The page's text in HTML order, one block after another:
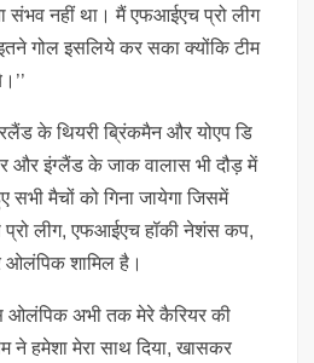
संभव नहीं था। मैं एफआईएच प्रो लीग
गोल इसलिये कर सका क्योंकि टीम
के थियरी ब्रिंकमैन और योएप डि
और इंग्लैंड के जाक वालास भी दौड़ में
मैचों को गिना जायेगा जिसमें
लीग, एफआईएच हॉकी नेशंस कप,
शामिल है।
ओलंपिक अभी तक मेरे कैरियर की
ने हमेशा मेरा साथ दिया, खासकर